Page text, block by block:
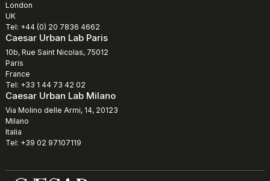
London
UK
Tel: +44 (0) 20 7836 4662
Caesar Urban Lab Paris
10b, Rue Saint Nicolas, 75012
Paris
France
Tel: +33 1 44 73 42 02
Caesar Urban Lab Milano
Via Molino delle Armi, 14, 20123
Milano
Italia
Tel: +39 02 97107119